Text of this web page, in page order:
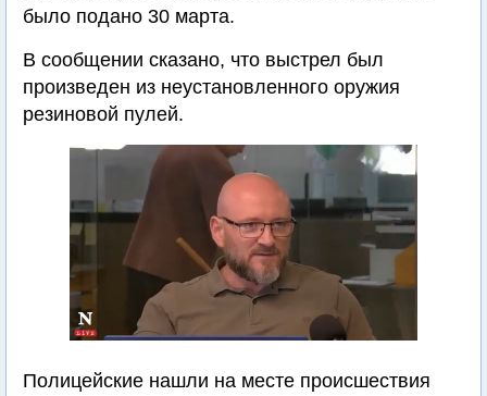
было подано 30 марта.
В сообщении сказано, что выстрел был
произведен из неустановленного оружия
резиновой пулей.
Полицейские нашли на месте происшествия